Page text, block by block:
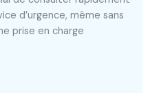
d’urgence, même sans
prise en charge